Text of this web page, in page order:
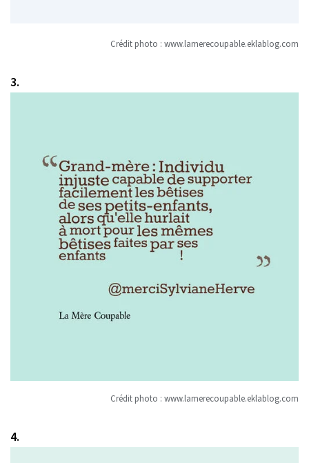
Crédit photo : www.lamerecoupable.eklablog.com
3.
Crédit photo : www.lamerecoupable.eklablog.com
4.